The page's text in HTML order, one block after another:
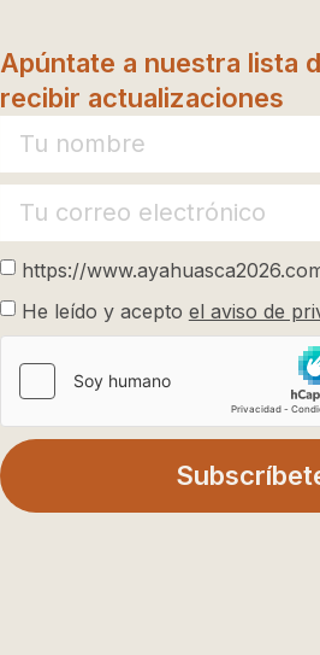
Apúntate a nuestra lista
recibir actualizaciones
https://
He leído y acepto el aviso de